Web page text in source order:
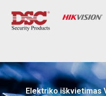
Elektriko iškvietimas